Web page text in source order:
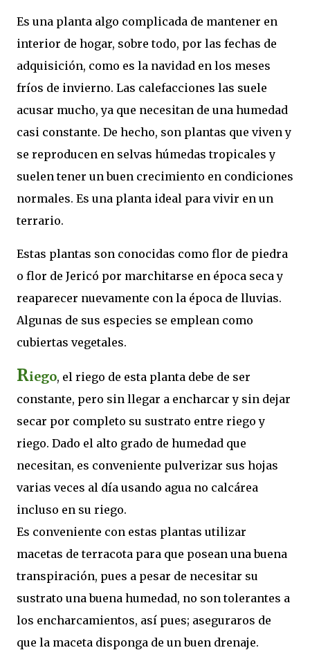
Es una planta algo complicada de mantener en
interior de hogar, sobre todo, por las fechas de
adquisición, como es la navidad en los meses
fríos de invierno. Las calefacciones las suele
acusar mucho, ya que necesitan de una humedad
casi constante. De hecho, son plantas que viven y
se reproducen en selvas húmedas tropicales y
suelen tener un buen crecimiento en condiciones
normales. Es una planta ideal para vivir en un
terrario.
Estas plantas son conocidas como flor de piedra
o flor de Jericó por marchitarse en época seca y
reaparecer nuevamente con la época de lluvias.
Algunas de sus especies se emplean como
cubiertas vegetales.
Riego, el riego de esta planta debe de ser
constante, pero sin llegar a encharcar y sin dejar
secar por completo su sustrato entre riego y
riego. Dado el alto grado de humedad que
necesitan, es conveniente pulverizar sus hojas
varias veces al día usando agua no calcárea
incluso en su riego.
Es conveniente con estas plantas utilizar
macetas de terracota para que posean una buena
transpiración, pues a pesar de necesitar su
sustrato una buena humedad, no son tolerantes a
los encharcamientos, así pues; aseguraros de
que la maceta disponga de un buen drenaje.